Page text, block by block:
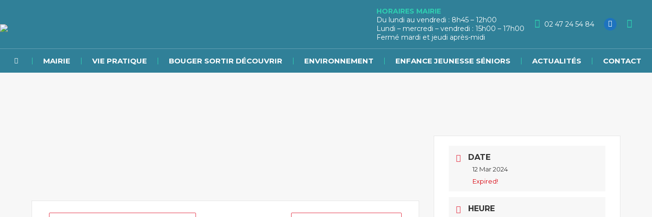
HORAIRES MAIRIE
Du lundi au vendredi : 8h45 – 12h00
Lundi – mercredi – vendredi : 15h00 – 17h00
Fermé mardi et jeudi après-midi
02 47 24 54 84
MAIRIE VIE PRATIQUE BOUGER SORTIR DÉCOUVRIR ENVIRONNEMENT ENFANCE JEUNESSE SÉNIORS ACTUALITÉS CONTACT
DATE
12 Mar 2024
Expired!
HEURE